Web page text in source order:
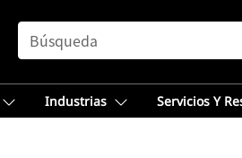
SEARCH
Industrias Servicios Y